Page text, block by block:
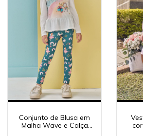
Conjunto de Blusa em
Malha Wave e Calça